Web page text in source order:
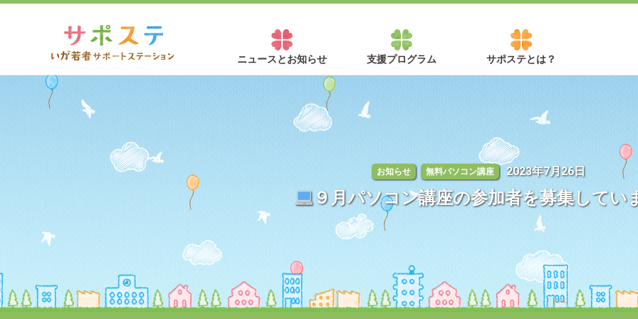
ニュースとお知らせ 支援プログラム サポステとは？
お知らせ 無料パソコン講座 2023年7月26日
９月パソコン講座の参加者を募集してい